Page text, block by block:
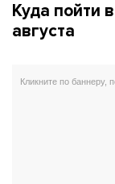
Куда пойти
августа